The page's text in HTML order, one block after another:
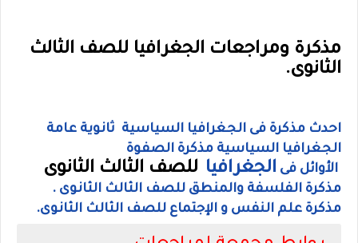
مذكرة ومراجعات الجغرافيا للصف الثالث
الثانوى.
احدث مذكرة فى الجغرافيا السياسية ثانوية عامة
الجغرافيا السياسية مذكرة الصفوة
الأوائل فى الجغرافيا للصف الثالث الثانوى
مذكرة الفلسفة والمنطق للصف الثالث الثانوى .
مذكرة علم النفس و الإجتماع للصف الثالث الثانوى.